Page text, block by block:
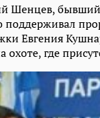
Шенцев, бывший
поддерживал
Евгения
охоте, где